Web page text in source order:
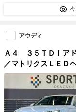
アウディ
Ａ４ ３５ＴＤＩア
／マトリクスＬＥＤ
ール／ブラインドス
ｙ／レーンキープア